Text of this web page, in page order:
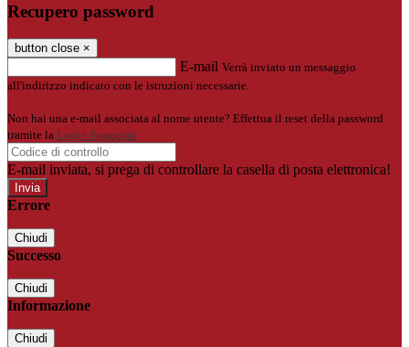
Recupero password
button close ×
E-mail Verrà inviato un messaggio
all'indirizzo indicato con le istruzioni necessarie.
Non hai una e-mail associata al nome utente? Effettua il reset della password
tramite la Login Spaggiari
E-mail inviata, si prega di controllare la casella di posta elettronica!
Errore
Chiudi
Successo
Chiudi
Informazione
Chiudi